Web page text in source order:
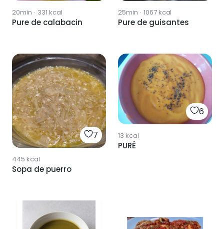
20min · 331 kcal
Pure de calabacin
25min · 1067kcal
Pure de guisantes
7
445 kcal
Sopa de puerro
6
13 kcal
PURÉ